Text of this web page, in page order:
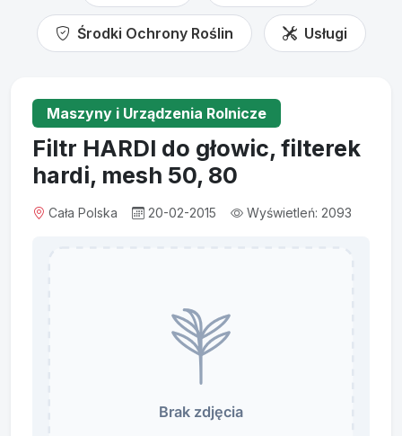
Środki Ochrony Roślin Usługi
Maszyny i Urządzenia Rolnicze
Filtr HARDI do głowic, filterek
hardi, mesh 50, 80
Cała Polska 20-02-2015 Wyświetleń: 2093